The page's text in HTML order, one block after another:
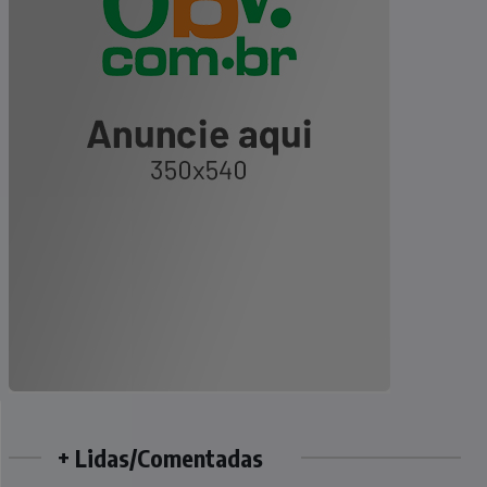
+ Lidas/Comentadas